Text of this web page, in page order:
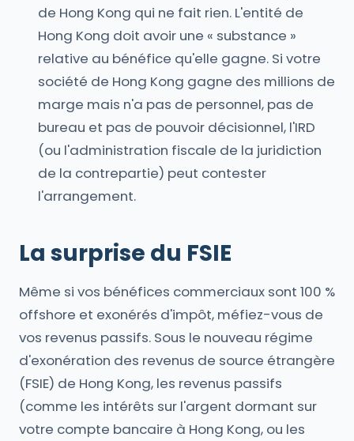
de Hong Kong qui ne fait rien. L'entité de
Hong Kong doit avoir une « substance »
relative au bénéfice qu'elle gagne. Si votre
société de Hong Kong gagne des millions de
marge mais n'a pas de personnel, pas de
bureau et pas de pouvoir décisionnel, l'IRD
(ou l'administration fiscale de la juridiction
de la contrepartie) peut contester
l'arrangement.
La surprise du FSIE
Même si vos bénéfices commerciaux sont 100 %
offshore et exonérés d'impôt, méfiez-vous de
vos revenus passifs. Sous le nouveau régime
d'exonération des revenus de source étrangère
(FSIE) de Hong Kong, les revenus passifs
(comme les intérêts sur l'argent dormant sur
votre compte bancaire à Hong Kong, ou les